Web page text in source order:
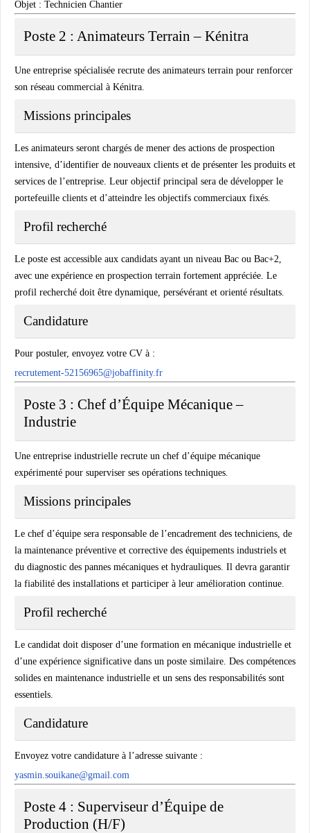
Objet : Technicien Chantier
Poste 2 : Animateurs Terrain – Kénitra
Une entreprise spécialisée recrute des animateurs terrain pour renforcer
son réseau commercial à Kénitra.
Missions principales
Les animateurs seront chargés de mener des actions de prospection
intensive, d’identifier de nouveaux clients et de présenter les produits et
services de l’entreprise. Leur objectif principal sera de développer le
portefeuille clients et d’atteindre les objectifs commerciaux fixés.
Profil recherché
Le poste est accessible aux candidats ayant un niveau Bac ou Bac+2,
avec une expérience en prospection terrain fortement appréciée. Le
profil recherché doit être dynamique, persévérant et orienté résultats.
Candidature
Pour postuler, envoyez votre CV à :
recrutement-52156965@jobaffinity.fr
Poste 3 : Chef d’Équipe Mécanique –
Industrie
Une entreprise industrielle recrute un chef d’équipe mécanique
expérimenté pour superviser ses opérations techniques.
Missions principales
Le chef d’équipe sera responsable de l’encadrement des techniciens, de
la maintenance préventive et corrective des équipements industriels et
du diagnostic des pannes mécaniques et hydrauliques. Il devra garantir
la fiabilité des installations et participer à leur amélioration continue.
Profil recherché
Le candidat doit disposer d’une formation en mécanique industrielle et
d’une expérience significative dans un poste similaire. Des compétences
solides en maintenance industrielle et un sens des responsabilités sont
essentiels.
Candidature
Envoyez votre candidature à l’adresse suivante :
yasmin.souikane@gmail.com
Poste 4 : Superviseur d’Équipe de
Production (H/F)